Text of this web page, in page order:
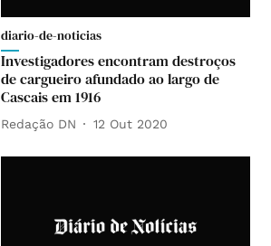
diario-de-noticias
Investigadores encontram destroços
de cargueiro afundado ao largo de
Cascais em 1916
Redação DN 12 Out 2020